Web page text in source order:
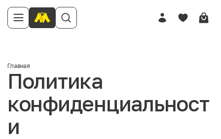
Главная
Политика
конфиденциальност
и